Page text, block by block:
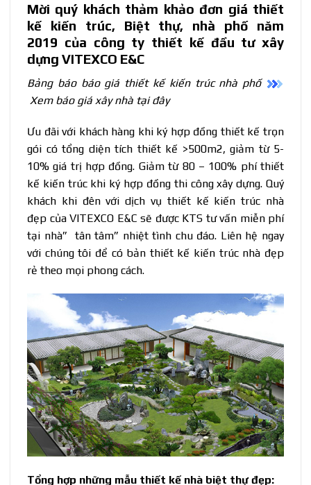
Mời quý khách thảm khảo đơn giá thiết
kế kiến trúc, Biệt thự, nhà phố năm
2019 của công ty thiết kế đầu tư xây
dựng VITEXCO E&C
Bảng báo báo giá thiết kế kiến trúc nhà phố
Xem báo giá xây nhà tại đây
Ưu đãi với khách hàng khi ký hợp đồng thiết kế trọn
gói có tổng diện tích thiết kế >500m2, giảm từ 5-
10% giá trị hợp đồng. Giảm từ 80 – 100% phí thiết
kế kiến trúc khi ký hợp đồng thi công xây dựng. Quý
khách khi đên với dịch vụ thiết kế kiến trúc nhà
đẹp của VITEXCO E&C sẽ được KTS tư vấn miễn phí
tại nhà” tân tâm” nhiệt tình chu đáo. Liên hệ ngay
với chúng tôi để có bản thiết kế kiến trúc nhà đẹp
rẻ theo mọi phong cách.
Tổng hợp những mẫu thiết kế nhà biệt thự đẹp: